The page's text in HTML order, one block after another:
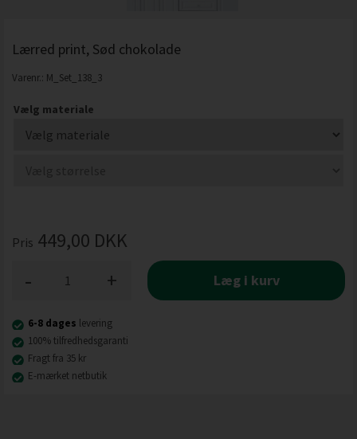
Lærred print, Sød chokolade
Varenr.: M_Set_138_3
Vælg materiale
Pris 449,00 DKK
+
- Læg i kurv
6-8 dages levering
100% tilfredhedsgaranti
Fragt fra 35 kr
E-mærket netbutik